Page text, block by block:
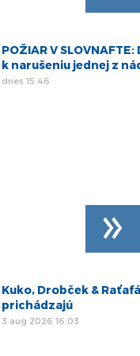
POŽIAR V SLOVNAFTE:
k narušeniu jednej z
dnes 15:46
Kuko, Drobček &
prichádzajú
3 aug 2026 16:03
»